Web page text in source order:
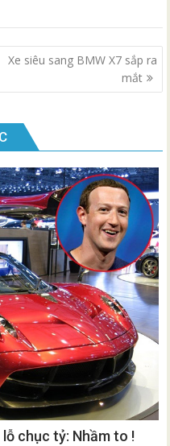
Xe siêu sang BMW X7 sắp ra
mắt
chục tỷ: Nhầm to !